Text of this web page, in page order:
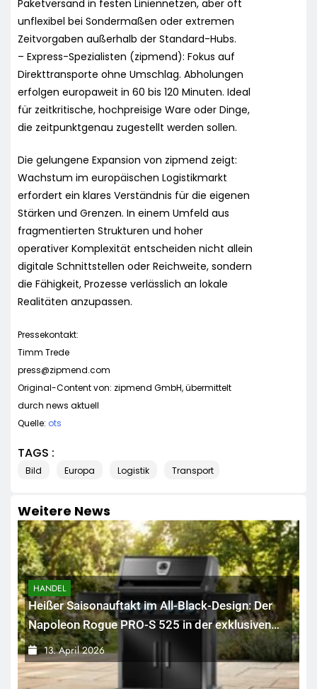
Paketversand in festen Liniennetzen, aber oft
unflexibel bei Sondermaßen oder extremen
Zeitvorgaben außerhalb der Standard-Hubs.
– Express-Spezialisten (zipmend): Fokus auf
Direkttransporte ohne Umschlag. Abholungen
erfolgen europaweit in 60 bis 120 Minuten. Ideal
für zeitkritische, hochpreisige Ware oder Dinge,
die zeitpunktgenau zugestellt werden sollen.
Die gelungene Expansion von zipmend zeigt:
Wachstum im europäischen Logistikmarkt
erfordert ein klares Verständnis für die eigenen
Stärken und Grenzen. In einem Umfeld aus
fragmentierten Strukturen und hoher
operativer Komplexität entscheiden nicht allein
digitale Schnittstellen oder Reichweite, sondern
die Fähigkeit, Prozesse verlässlich an lokale
Realitäten anzupassen.
Pressekontakt:
Timm Trede
press@zipmend.com
Original-Content von: zipmend GmbH, übermittelt
durch news aktuell
Quelle: ots
TAGS :
Bild Europa Logistik Transport
Weitere News
HANDEL
Heißer Saisonauftakt im All-Black-Design: Der
Napoleon Rogue PRO-S 525 in der exklusiven
Grillfürst-Edition
13. April 2026